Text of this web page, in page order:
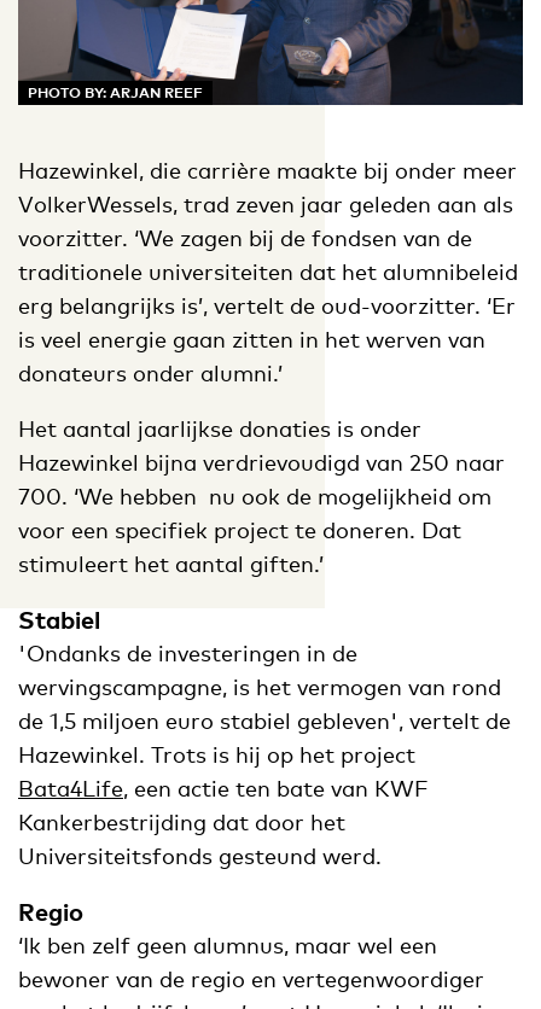
PHOTO BY: ARJAN REEF
Hazewinkel, die carrière maakte bij onder meer
VolkerWessels, trad zeven jaar geleden aan als
voorzitter. ‘We zagen bij de fondsen van de
traditionele universiteiten dat het alumnibeleid
erg belangrijks is’, vertelt de oud-voorzitter. ‘Er
is veel energie gaan zitten in het werven van
donateurs onder alumni.’
Het aantal jaarlijkse donaties is onder
Hazewinkel bijna verdrievoudigd van 250 naar
700. ‘We hebben nu ook de mogelijkheid om
voor een specifiek project te doneren. Dat
stimuleert het aantal giften.’
Stabiel
'Ondanks de investeringen in de
wervingscampagne, is het vermogen van rond
de 1,5 miljoen euro stabiel gebleven', vertelt de
Hazewinkel. Trots is hij op het project
Bata4Life, een actie ten bate van KWF
Kankerbestrijding dat door het
Universiteitsfonds gesteund werd.
Regio
‘Ik ben zelf geen alumnus, maar wel een
bewoner van de regio en vertegenwoordiger